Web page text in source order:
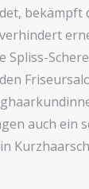
bekämpft
Spliss-
auch ein